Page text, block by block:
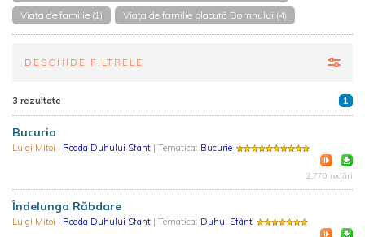
Viata de familie (1)
Viața de familie placută Domnului (4)
DESCHIDE FILTRELE
3 rezultate 1
Bucuria
Luigi Mitoi | Roada Duhului Sfant | Tematica: Bucurie
2.770 redări
Îndelunga Răbdare
Luigi Mitoi | Roada Duhului Sfant | Tematica: Duhul Sfânt